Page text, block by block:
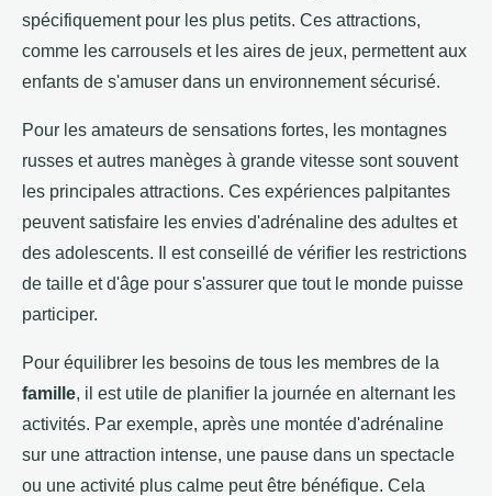
spécifiquement pour les plus petits. Ces attractions,
comme les carrousels et les aires de jeux, permettent aux
enfants de s'amuser dans un environnement sécurisé.
Pour les amateurs de sensations fortes, les montagnes
russes et autres manèges à grande vitesse sont souvent
les principales attractions. Ces expériences palpitantes
peuvent satisfaire les envies d'adrénaline des adultes et
des adolescents. Il est conseillé de vérifier les restrictions
de taille et d'âge pour s'assurer que tout le monde puisse
participer.
Pour équilibrer les besoins de tous les membres de la
famille, il est utile de planifier la journée en alternant les
activités. Par exemple, après une montée d'adrénaline
sur une attraction intense, une pause dans un spectacle
ou une activité plus calme peut être bénéfique. Cela